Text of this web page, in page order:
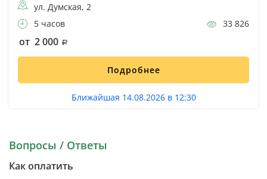
ул. Думская, 2
5 часов
33 826
от 2 000
Подробнее
Ближайшая 14.08.2026 в 12:30
Вопросы / Ответы
Как оплатить